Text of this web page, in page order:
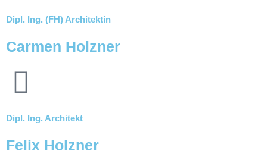
Dipl. Ing. (FH) Architektin
Carmen Holzner
Dipl. Ing. Architekt
Felix Holzner